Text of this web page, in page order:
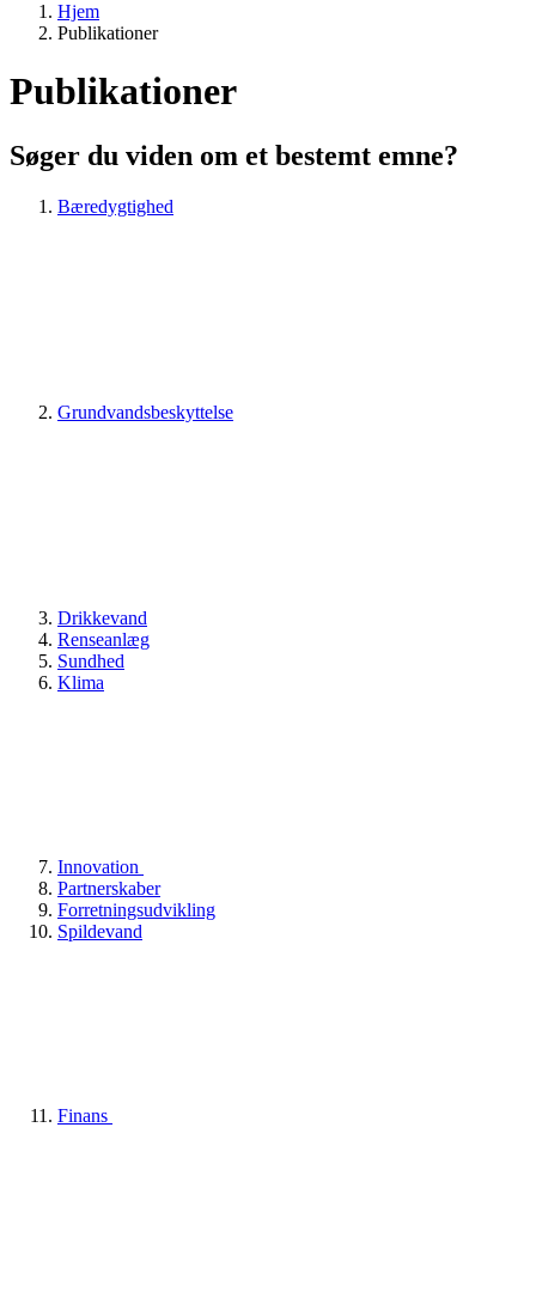
Hjem
Publikationer
Publikationer
Søger du viden om et bestemt emne?
Bæredygtighed
Grundvandsbeskyttelse
Drikkevand
Renseanlæg
Sundhed
Klima
Innovation
Partnerskaber
Forretningsudvikling
Spildevand
Finans